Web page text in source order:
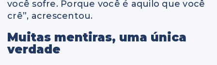
você sofre. Porque você é aquilo que você
crê”, acrescentou.
Muitas mentiras, uma única
verdade